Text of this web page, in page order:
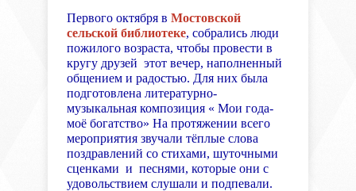
Первого октября в Мостовской
сельской библиотеке, собрались люди
пожилого возраста, чтобы провести в
кругу друзей этот вечер, наполненный
общением и радостью. Для них была
подготовлена литературно-
музыкальная композиция « Мои года-
моё богатство» На протяжении всего
мероприятия звучали тёплые слова
поздравлений со стихами, шуточными
сценками и песнями, которые они с
удовольствием слушали и подпевали.